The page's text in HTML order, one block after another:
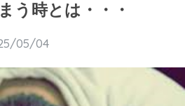
う時とは・・・
05/04